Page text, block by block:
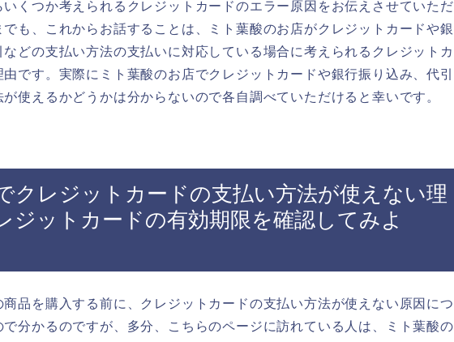
いくつか考えられるクレジットカードのエラー原因をお伝えさせていただ
でも、これからお話することは、ミト葉酸のお店がクレジットカードや銀
どの支払い方法の支払いに対応している場合に考えられるクレジットカ
です。実際にミト葉酸のお店でクレジットカードや銀行振り込み、代引
使えるかどうかは分からないので各自調べていただけると幸いです。
クレジットカードの支払い方法が使えない理
ジットカードの有効期限を確認してみよ
品を購入する前に、クレジットカードの支払い方法が使えない原因につ
で分かるのですが、多分、こちらのページに訪れている人は、ミト葉酸の